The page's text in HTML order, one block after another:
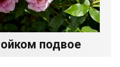
подвое